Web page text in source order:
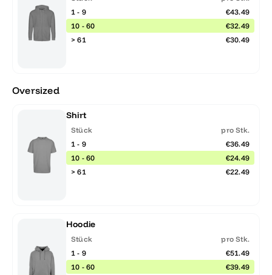
1 - 9
€43.49
10 - 60
€32.49
> 61
€30.49
Oversized
Shirt
Stück
pro Stk.
1 - 9
€36.49
10 - 60
€24.49
> 61
€22.49
Hoodie
Stück
pro Stk.
1 - 9
€51.49
10 - 60
€39.49